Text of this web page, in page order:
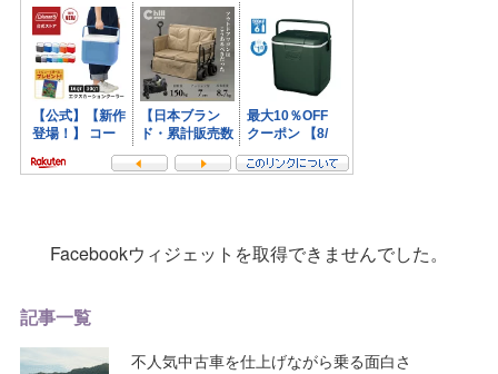
Facebookウィジェットを取得できませんでした。
記事一覧
不人気中古車を仕上げながら乗る面白さ